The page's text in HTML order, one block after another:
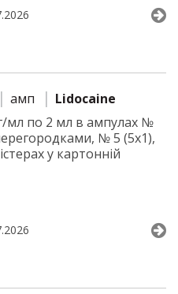
амп
Lidocaine
мл по 2 мл в ампулах №
№ 5 (5х1),
у картонній